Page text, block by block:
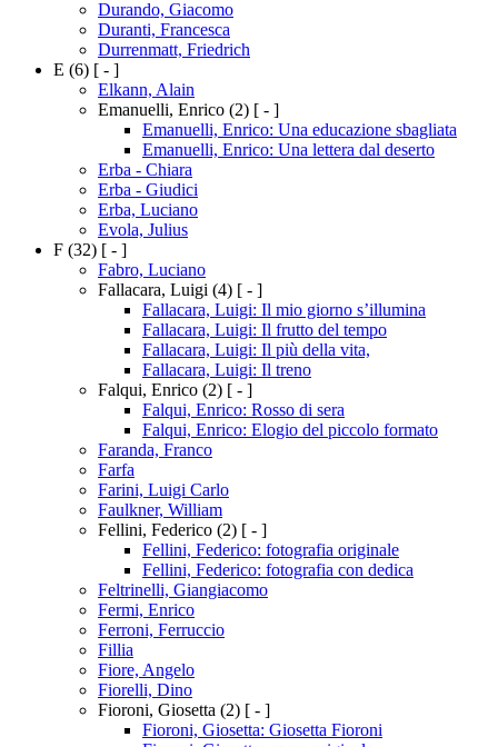
Durando, Giacomo
Duranti, Francesca
Durrenmatt, Friedrich
E (6) [ - ]
Elkann, Alain
Emanuelli, Enrico (2) [ - ]
Emanuelli, Enrico: Una educazione sbagliata
Emanuelli, Enrico: Una lettera dal deserto
Erba - Chiara
Erba - Giudici
Erba, Luciano
Evola, Julius
F (32) [ - ]
Fabro, Luciano
Fallacara, Luigi (4) [ - ]
Fallacara, Luigi: Il mio giorno s’illumina
Fallacara, Luigi: Il frutto del tempo
Fallacara, Luigi: Il più della vita,
Fallacara, Luigi: Il treno
Falqui, Enrico (2) [ - ]
Falqui, Enrico: Rosso di sera
Falqui, Enrico: Elogio del piccolo formato
Faranda, Franco
Farfa
Farini, Luigi Carlo
Faulkner, William
Fellini, Federico (2) [ - ]
Fellini, Federico: fotografia originale
Fellini, Federico: fotografia con dedica
Feltrinelli, Giangiacomo
Fermi, Enrico
Ferroni, Ferruccio
Fillia
Fiore, Angelo
Fiorelli, Dino
Fioroni, Giosetta (2) [ - ]
Fioroni, Giosetta: Giosetta Fioroni